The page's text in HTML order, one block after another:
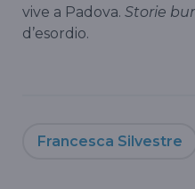
vive a Padova. Storie
d’esordio.
Francesca Silvestre